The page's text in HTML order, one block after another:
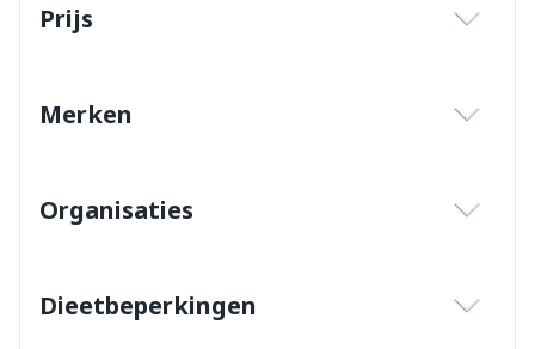
Prijs
Merken
Organisaties
Dieetbeperkingen